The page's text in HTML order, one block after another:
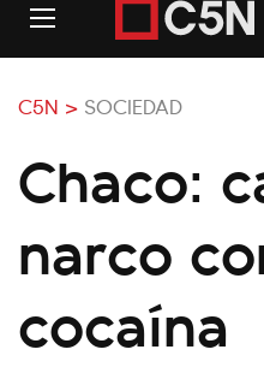
C5N > SOCIEDAD
Chaco:
narco
cocaína